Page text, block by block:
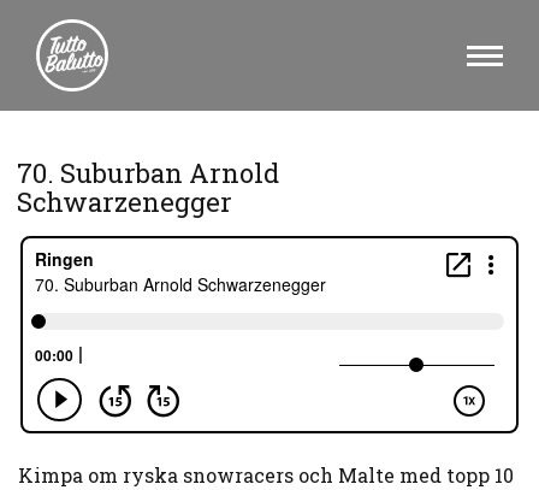
70. Suburban Arnold
Schwarzenegger
Kimpa om ryska snowracers och Malte med topp 10